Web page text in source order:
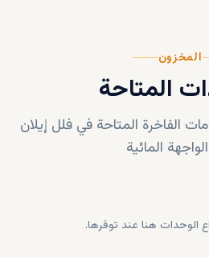
المخزون
المتاحة
الفاخرة المتاحة في فلل إيلان
المائية
الوحدات هنا عند توفرها.